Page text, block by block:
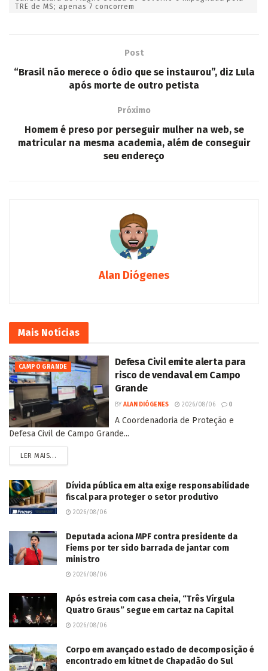
TRE de MS; apenas 7 concorrem
Post
“Brasil não merece o ódio que se instaurou”, diz Lula
após morte de outro petista
Próximo
Homem é preso por perseguir mulher na web, se
matricular na mesma academia, além de conseguir
seu endereço
Alan Diógenes
Mais Notícias
CAMPO GRANDE
Defesa Civil emite alerta para
risco de vendaval em Campo
Grande
BY ALAN DIÓGENES 2026/08/06 0
A Coordenadoria de Proteção e
Defesa Civil de Campo Grande...
LER MAIS...
Dívida pública em alta exige responsabilidade
fiscal para proteger o setor produtivo
2026/08/06
Deputada aciona MPF contra presidente da
Fiems por ter sido barrada de jantar com
ministro
2026/08/06
Após estreia com casa cheia, “Três Vírgula
Quatro Graus” segue em cartaz na Capital
2026/08/06
Corpo em avançado estado de decomposição é
encontrado em kitnet de Chapadão do Sul